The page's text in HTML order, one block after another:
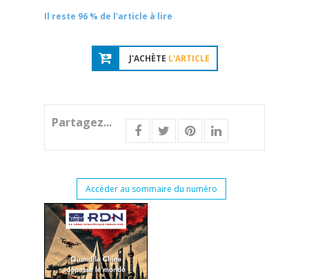
Il reste 96 % de l'article à lire
J'ACHÈTE L'ARTICLE
Partagez...
Accéder au sommaire du numéro